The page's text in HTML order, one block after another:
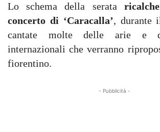
Lo schema della serata
concerto di ‘Caracalla’, durante
cantate molte delle arie e
internazionali che verranno
fiorentino.
- Pubblicità -